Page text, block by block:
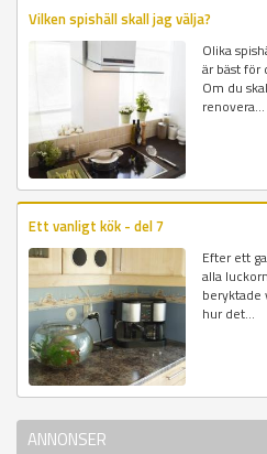
Vilken spishäll skall jag välja?
Olika
är bäst för
Om du
renovera...
Ett vanligt kök - del 7
Efter ett
alla
beryktade
hur det...
ANNONSER